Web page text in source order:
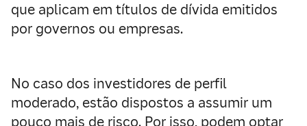
que aplicam em títulos de dívida emitidos
por governos ou empresas.
No caso dos investidores de perfil
moderado, estão dispostos a assumir um
pouco mais de risco. Por isso, podem optar